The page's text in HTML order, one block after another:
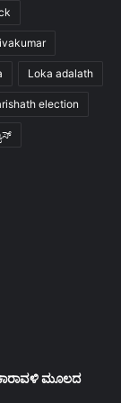
Loka adalath
election
ಕಾರಾವಳಿ ಮೂಲದ